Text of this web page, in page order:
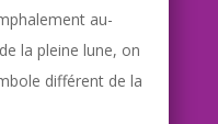
au-
la pleine lune, on
différent de la